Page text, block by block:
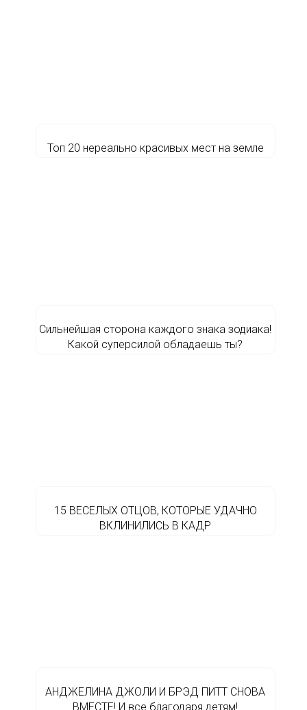
Топ 20 нереально красивых мест на земле
Сильнейшая сторона каждого знака зодиака!
Какой суперсилой обладаешь ты?
15 ВЕСЕЛЫХ ОТЦОВ, КОТОРЫЕ УДАЧНО
ВКЛИНИЛИСЬ В КАДР
АНДЖЕЛИНА ДЖОЛИ И БРЭД ПИТТ СНОВА
ВМЕСТЕ! И все благодаря детям!